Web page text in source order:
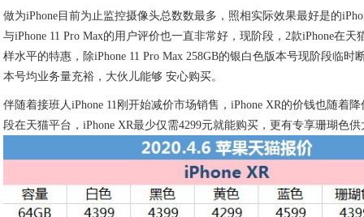
做为iPhone目前为止监控摄像头总数数最多，照相实际效果最好是的
与iPhone 11 Pro Max的用户评价也一直非常好，现阶段，2款iPhone在天
样水平的特惠，除iPhone 11 Pro Max 258GB的银白色版本号现阶段临时
本号均业务量充裕，大伙儿能够 安心购买。
伴随着接班人iPhone 11刚开始减价市场销售，iPhone XR的价钱也随着
段在天猫平台，iPhone XR最少仅需4299元就能购买，更有专享珊瑚色